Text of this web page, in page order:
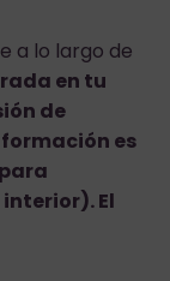
a lo largo de
en tu
de
es
El